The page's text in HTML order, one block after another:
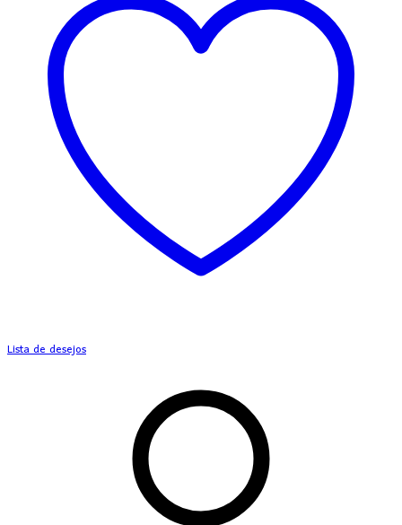
Lista de desejos